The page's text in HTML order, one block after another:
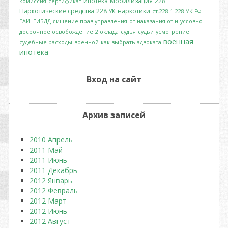
Наркотические средства 228 УК наркотики ст.228.1 228 УК РФ
ГАИ. ГИБДД лишение прав управления от наказания от н условно-
досрочное освобождение 2 оклада судья судьи усмотрение
судебные расходы военной как выбрать адвоката военная
ипотека
Вход на сайт
Архив записей
2010 Апрель
2011 Май
2011 Июнь
2011 Декабрь
2012 Январь
2012 Февраль
2012 Март
2012 Июнь
2012 Август